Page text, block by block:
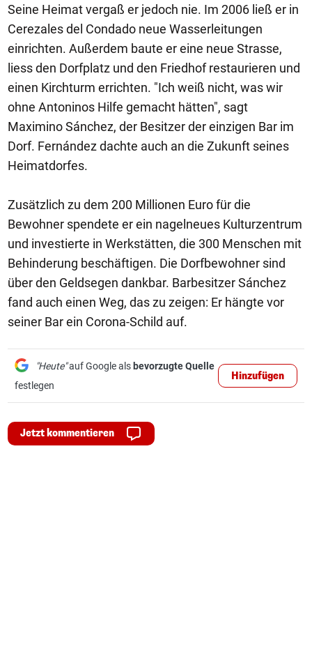
Seine Heimat vergaß er jedoch nie. Im 2006 ließ er in
Cerezales del Condado neue Wasserleitungen
einrichten. Außerdem baute er eine neue Strasse,
liess den Dorfplatz und den Friedhof restaurieren und
einen Kirchturm errichten. "Ich weiß nicht, was wir
ohne Antoninos Hilfe gemacht hätten", sagt
Maximino Sánchez, der Besitzer der einzigen Bar im
Dorf. Fernández dachte auch an die Zukunft seines
Heimatdorfes.
Zusätzlich zu dem 200 Millionen Euro für die
Bewohner spendete er ein nagelneues Kulturzentrum
und investierte in Werkstätten, die 300 Menschen mit
Behinderung beschäftigen. Die Dorfbewohner sind
über den Geldsegen dankbar. Barbesitzer Sánchez
fand auch einen Weg, das zu zeigen: Er hängte vor
seiner Bar ein Corona-Schild auf.
"Heute"auf Google als bevorzugte Quelle
festlegen
Hinzufügen
Jetzt kommentieren